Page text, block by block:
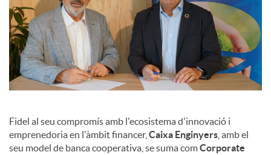
Fidel al seu compromís amb l'ecosistema d'innovació i
emprenedoria en l'àmbit financer, Caixa Enginyers , amb el
seu model de banca cooperativa, se suma comCorporate